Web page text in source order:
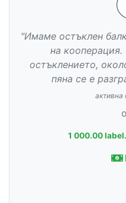
"Имаме остъклен
на кооперация.
остъклението,
пяна се е
активна
1 000.00